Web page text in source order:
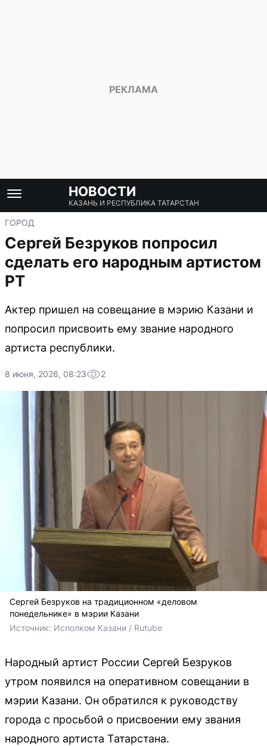
НОВОСТИ
КАЗАНЬ И РЕСПУБЛИКА ТАТАРСТАН
ГОРОД
Сергей Безруков попросил
сделать его народным артистом
РТ
Актер пришел на совещание в мэрию Казани и
попросил присвоить ему звание народного
артиста республики.
8 июня, 2026, 08:23 2
Сергей Безруков на традиционном «деловом
понедельнике» в мэрии Казани
Источник: Исполком Казани / Rutube
Народный артист России Сергей Безруков
утром появился на оперативном совещании в
мэрии Казани. Он обратился к руководству
города с просьбой о присвоении ему звания
народного артиста Татарстана.